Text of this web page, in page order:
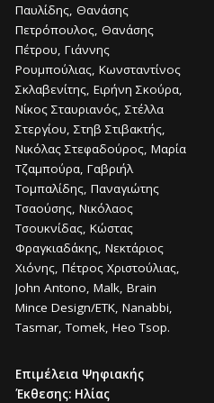
Παυλίδης, Θανάσης
Πετρόπουλος, Θανάσης
Πέτρου, Γιάννης
Ρουμπούλιας, Κωνσταντίνος
Σκλαβενίτης, Ειρήνη Σκούρα,
Νίκος Σταυριανός, Στέλλα
Στεργίου, Στηβ Στιβακτής,
Νικόλας Στεφαδούρος, Μαρία
Τζαμπούρα, Γαβριήλ
Τομπαλίδης, Παναγιώτης
Τσαούσης, Νικόλαος
Τσουκνίδας, Κώστας
Φραγκιαδάκης, Νεκτάριος
Χιόνης, Πέτρος Χριστούλιας,
John Antono, Malk, Brain
Mince Design/ETK, Nanabbi,
Tasmar, Tomek, Heo Tsop.
Επιμέλεια Ψηφιακής
Έκθεσης: Ηλίας